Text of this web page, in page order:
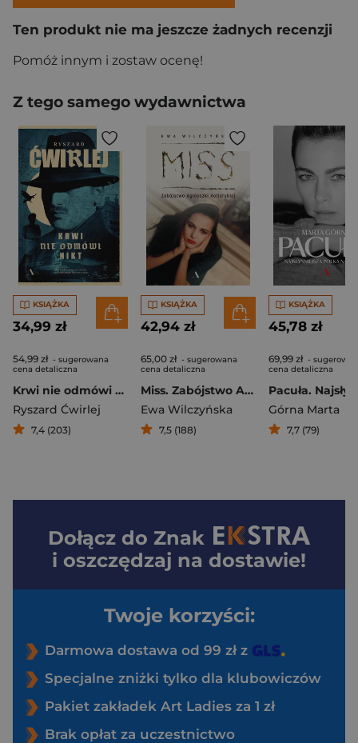
Ten produkt nie ma jeszcze żadnych recenzji
Pomóż innym i zostaw ocenę!
Z tego samego wydawnictwa
KSIĄŻKA
34,99 zł
54,99 zł - sugerowana
cena detaliczna
Krwi nie odmówi nikt
Ryszard Ćwirlej
7,4 (203)
KSIĄŻKA
42,94 zł
65,00 zł - sugerowana
cena detaliczna
Miss. Zabójstwo Agnieszki Kotlarskiej
Ewa Wilczyńska
7,5 (188)
KSIĄŻKA
45,78 zł
69,99 zł -
cena detaliczna
Górna Marta
7,7 (79)
Dołącz do Znak
i oszczędzaj na dostawie!
Twoje korzyści:
Darmowa dostawa od 99 zł z
Specjalne zniżki tylko dla klubowiczów
Pakiet zakładek Art Ladies za 1 zł
Brak opłat za uczestnictwo